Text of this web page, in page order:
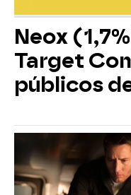
Neox
Target
públicos